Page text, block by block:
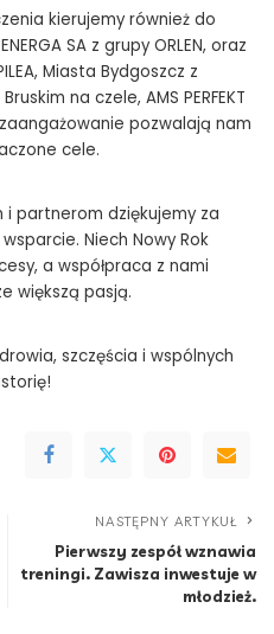
kierujemy również do
SA z grupy ORLEN, oraz
Miasta Bydgoszcz z
na czele, AMS PERFEKT
zaangażowanie pozwalają nam
cele.
i partnerom dziękujemy za
Niech Nowy Rok
a współpraca z nami
większą pasją.
szczęścia i wspólnych
NASTĘPNY ARTYKUŁ
Pierwszy zespół wznawia
treningi. Zawisza inwestuje w
młodzież.